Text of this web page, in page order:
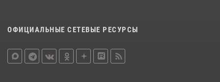
ОФИЦИАЛЬНЫЕ СЕТЕВЫЕ РЕСУРСЫ